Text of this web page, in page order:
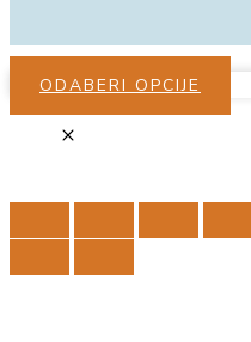
ODABERI OPCIJE